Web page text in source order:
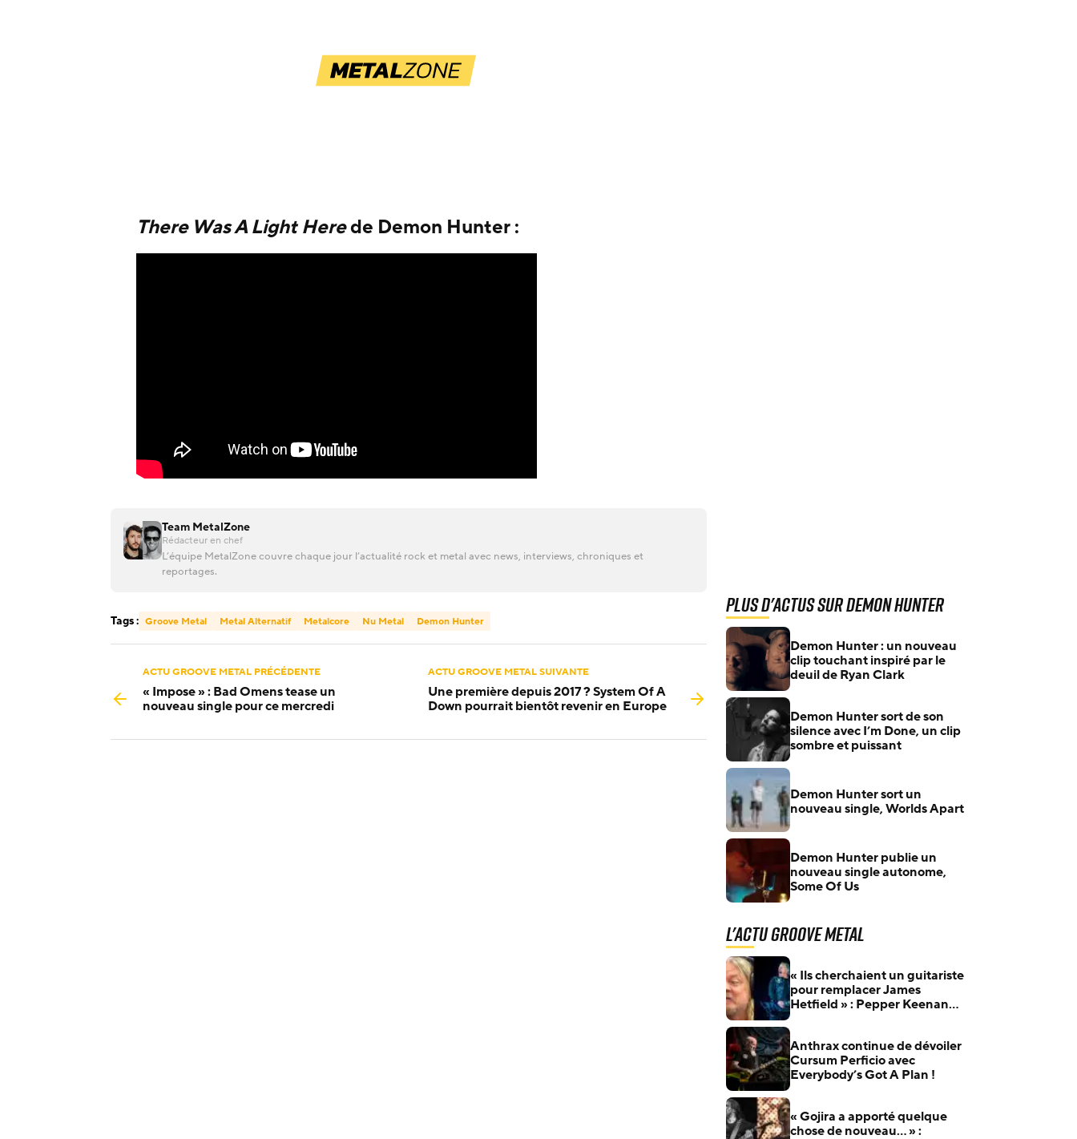
There Was A Light Herede Demon Hunter :
Team MetalZone
Rédacteur en chef
L’équipe MetalZone couvre chaque jour l’actualité rock et metal avec news, interviews, chroniques et
reportages.
Tags : Groove Metal Metal Alternatif Metalcore Nu Metal Demon Hunter
ACTU GROOVE METAL PRÉCÉDENTE
« Impose » : Bad Omens tease un
nouveau single pour ce mercredi
ACTU GROOVE METAL SUIVANTE
Une première depuis 2017 ? System Of A
Down pourrait bientôt revenir en Europe
Plus d'actus sur Demon Hunter
Demon Hunter : un nouveau
clip touchant inspiré par le
deuil de Ryan Clark
Demon Hunter sort de son
silence avec I’m Done, un clip
sombre et puissant
Demon Hunter sort un
nouveau single, Worlds Apart
Demon Hunter publie un
nouveau single autonome,
Some Of Us
L'actu Groove Metal
« Ils cherchaient un guitariste
pour remplacer James
Hetfield » : Pepper Keenan
Anthrax continue de dévoiler
Cursum Perficio avec
Everybody’s Got A Plan !
« Gojira a apporté quelque
chose de nouveau… » :